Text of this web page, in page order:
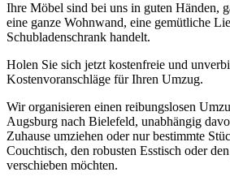
Ihre Möbel sind bei uns in guten Händen,
eine ganze Wohnwand, eine gemütliche
Schubladenschrank handelt.
Holen Sie sich jetzt kostenfreie und
Kostenvoranschläge für Ihren Umzug.
Wir organisieren einen reibungslosen
Augsburg nach Bielefeld, unabhängig
Zuhause umziehen oder nur bestimmte
Couchtisch, den robusten Esstisch oder
verschieben möchten.